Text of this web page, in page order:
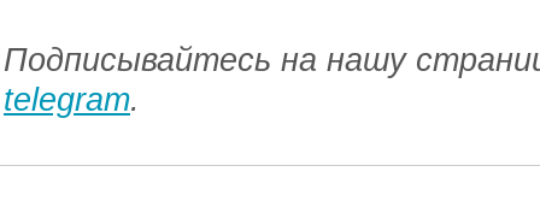
Подписывайтесь на нашу
telegram.